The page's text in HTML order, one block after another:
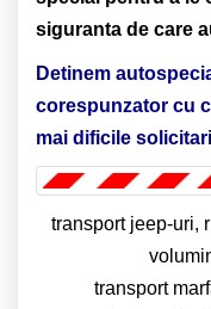
siguranta de care
Detinem
corespunzator cu
mai dificile
transport jeep-uri,
transport